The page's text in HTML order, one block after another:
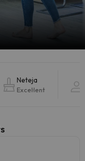
Neteja
Excel·lent